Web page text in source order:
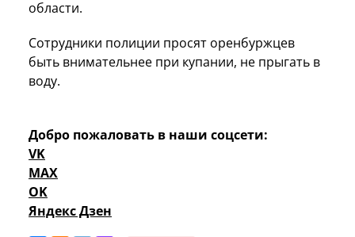
области.
Сотрудники полиции просят оренбуржцев
быть внимательнее при купании, не прыгать в
воду.
Добро пожаловать в наши соцсети:
VK
MAX
OK
Яндекс Дзен